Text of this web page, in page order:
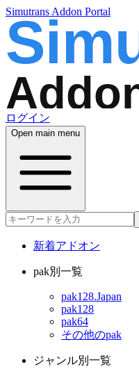
Simutrans Addon Portal
ログイン
Open main menu
新着アドオン
pak別一覧
pak128.Japan
pak128
pak64
その他のpak
ジャンル別一覧